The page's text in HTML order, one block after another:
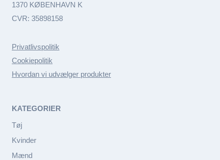
1370 KØBENHAVN K
CVR: 35898158
Privatlivspolitik
Cookiepolitik
Hvordan vi udvælger produkter
KATEGORIER
Tøj
Kvinder
Mænd